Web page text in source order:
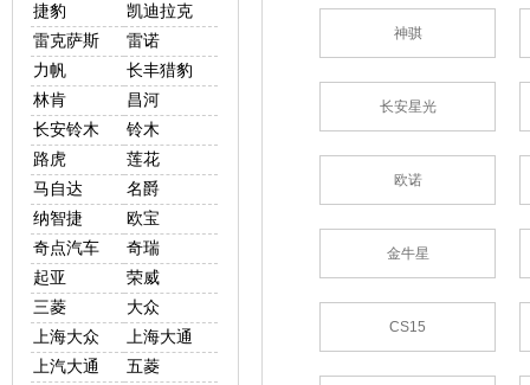
捷豹
凯迪拉克
雷克萨斯
雷诺
力帆
长丰猎豹
林肯
昌河
长安铃木
铃木
路虎
莲花
马自达
名爵
纳智捷
欧宝
奇点汽车
奇瑞
起亚
荣威
三菱
大众
上海大众
上海大通
上汽大通
五菱
神骐
长安星光
欧诺
金牛星
CS15